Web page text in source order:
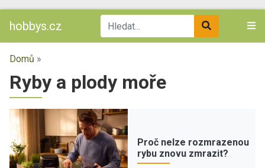
hobbys.cz
Domů »
Ryby a plody moře
Proč nelze rozmrazenou
rybu znovu zmrazit?